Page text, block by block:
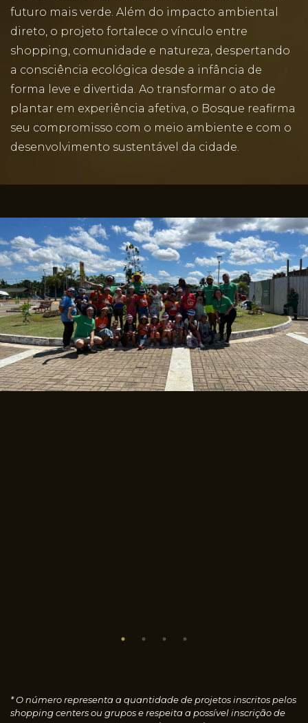
futuro mais verde. Além do impacto ambiental
direto, o projeto fortalece o vínculo entre
shopping, comunidade e natureza, despertando
a consciência ecológica desde a infância de
forma leve e divertida. Ao transformar o ato de
plantar em experiência afetiva, o Bosque reafirma
seu compromisso com o meio ambiente e com o
desenvolvimento sustentável da cidade.
* O número representa a quantidade de projetos inscritos pelos
shopping centers ou grupos e respeita a possível inscrição de